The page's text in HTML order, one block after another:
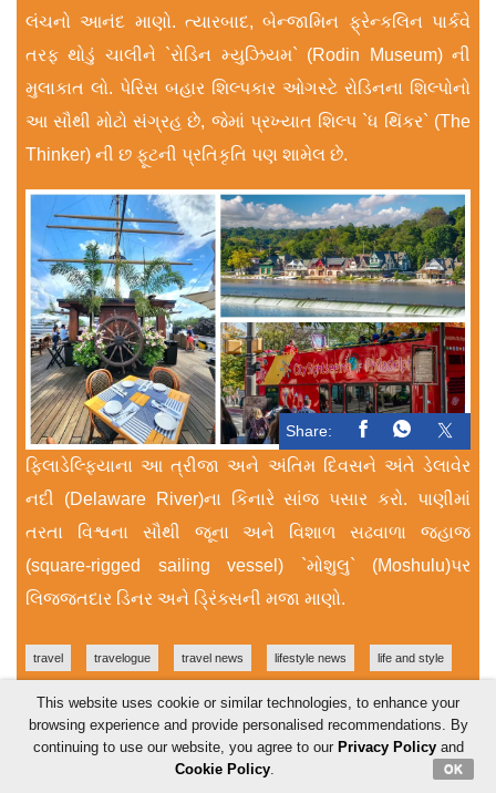
લંચનો આનંદ માણો. ત્યારબાદ, બેન્જામિન ફ્રેન્કલિન પાર્કવે
તરફ થોડું ચાલીને `રોડિન મ્યુઝિયમ` (Rodin Museum) ની
મુલાકાત લો. પેરિસ બહાર શિલ્પકાર ઓગસ્ટે રોડિનના શિલ્પોનો
આ સૌથી મોટો સંગ્રહ છે, જેમાં પ્રખ્યાત શિલ્પ `ધ થિંકર` (The
Thinker) ની છ ફૂટની પ્રતિકૃતિ પણ શામેલ છે.
Share:
ફિલાડેલ્ફિયાના આ ત્રીજા અને અંતિમ દિવસને અંતે ડેલાવેર
નદી (Delaware River)ના કિનારે સાંજ પસાર કરો. પાણીમાં
તરતા વિશ્વના સૌથી જૂના અને વિશાળ સઢવાળા જહાજ
(square-rigged sailing vessel) `મોશુલુ` (Moshulu)પર
લિજ્જતદાર ડિનર અને ડ્રિંક્સની મજા માણો.
travel travelogue travel news lifestyle news life and style
philadelphia
This website uses cookie or similar technologies, to enhance your
browsing experience and provide personalised recommendations. By
continuing to use our website, you agree to our Privacy Policyand
Cookie Policy. OK